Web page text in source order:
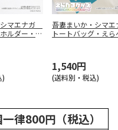
マエナガ
ルダー・え
)
吾妻まいか・シマ
トートバッグ・え
1,540円
(送料別・税込)
律800円（税込）